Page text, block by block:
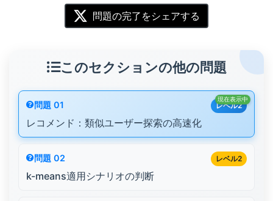
問題の完了をシェアする
このセクションの他の問題
レベル2
問題 01
レコメンド：類似ユーザー探索の高速化
現在表示中
レベル2
問題 02
k-means適用シナリオの判断